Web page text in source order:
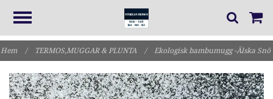
Hem / TERMOS,MUGGAR & PLUNTA / Ekologisk bambumugg -Älska Snö